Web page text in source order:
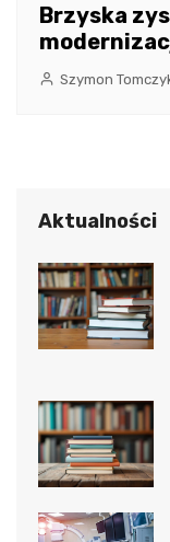
Brzyska
Szymon
Aktualności